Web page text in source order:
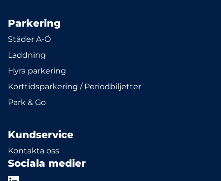
Parkering
Städer A-Ö
Laddning
Hyra parkering
Korttidsparkering / Periodbiljetter
Park & Go
Kundservice
Kontakta oss
Sociala medier